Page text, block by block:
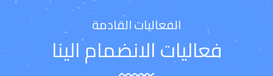
الفعاليات القادمة
فعاليات الانضمام الينا